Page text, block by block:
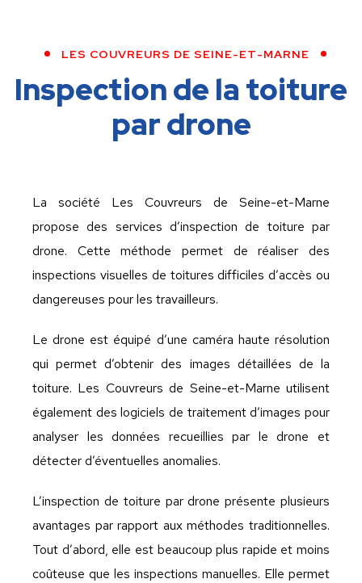
LES COUVREURS DE SEINE-ET-MARNE
Inspection de la toiture
par drone
La société Les Couvreurs de Seine-et-Marne
propose des services d’inspection de toiture par
drone. Cette méthode permet de réaliser des
inspections visuelles de toitures difficiles d’accès ou
dangereuses pour les travailleurs.
Le drone est équipé d’une caméra haute résolution
qui permet d’obtenir des images détaillées de la
toiture. Les Couvreurs de Seine-et-Marne utilisent
également des logiciels de traitement d’images pour
analyser les données recueillies par le drone et
détecter d’éventuelles anomalies.
L’inspection de toiture par drone présente plusieurs
avantages par rapport aux méthodes traditionnelles.
Tout d’abord, elle est beaucoup plus rapide et moins
coûteuse que les inspections manuelles. Elle permet